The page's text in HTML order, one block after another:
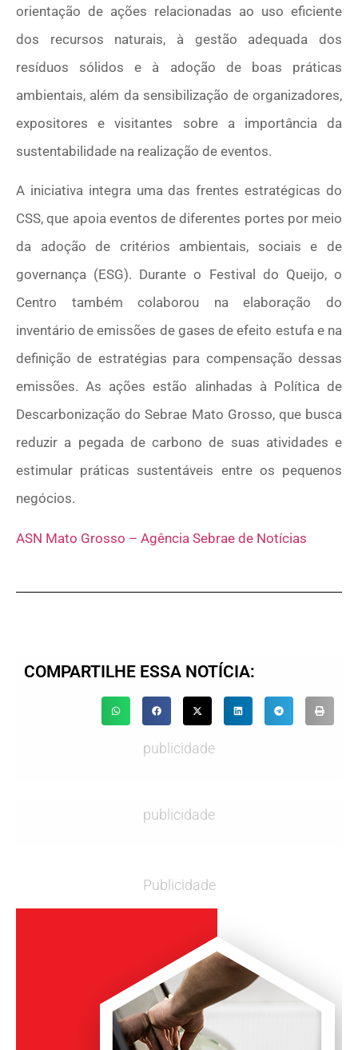
orientação de ações relacionadas ao uso eficiente
dos recursos naturais, à gestão adequada dos
resíduos sólidos e à adoção de boas práticas
ambientais, além da sensibilização de organizadores,
expositores e visitantes sobre a importância da
sustentabilidade na realização de eventos.
A iniciativa integra uma das frentes estratégicas do
CSS, que apoia eventos de diferentes portes por meio
da adoção de critérios ambientais, sociais e de
governança (ESG). Durante o Festival do Queijo, o
Centro também colaborou na elaboração do
inventário de emissões de gases de efeito estufa e na
definição de estratégias para compensação dessas
emissões. As ações estão alinhadas à Política de
Descarbonização do Sebrae Mato Grosso, que busca
reduzir a pegada de carbono de suas atividades e
estimular práticas sustentáveis entre os pequenos
negócios.
ASN Mato Grosso – Agência Sebrae de Notícias
COMPARTILHE ESSA NOTÍCIA:
publicidade
publicidade
Publicidade